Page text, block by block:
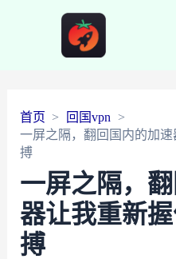
首页
回国vpn
一屏之隔，翻回国内的加
搏
一屏之隔，
器让我重新
搏